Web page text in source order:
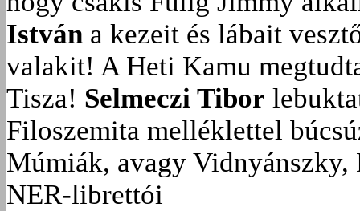
István a kezeit és lábait
valakit! A Heti Kamu
Tisza! Selmeczi Tibor
Filoszemita melléklettel
Múmiák, avagy Vidnyánszky,
NER-librettói